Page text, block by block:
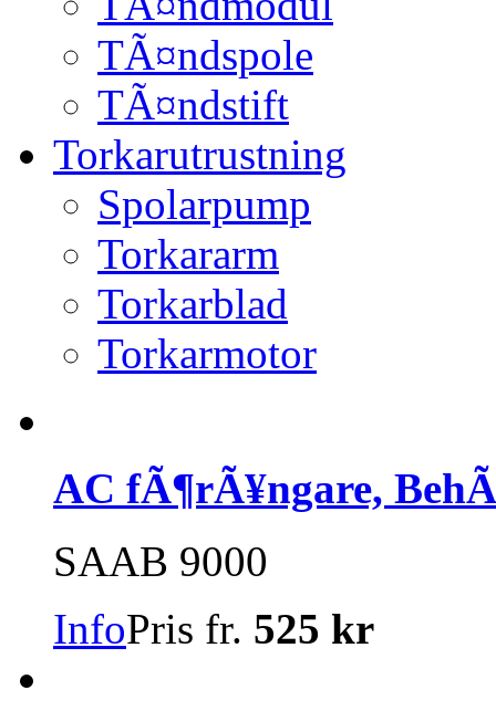
TÃ¤ndspole
TÃ¤ndstift
Torkarutrustning
Spolarpump
Torkararm
Torkarblad
Torkarmotor
AC fÃ¶rÃ¥ngare,
SAAB 9000
InfoPris fr. 525 kr